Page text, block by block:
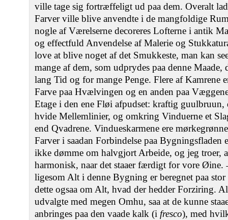
ville tage sig fortræffeligt ud paa dem. Overalt
Farver ville blive anvendte i de mangfoldige
nogle af Værelserne decoreres Lofterne i antik
og effectfuld Anvendelse af Malerie og
love at blive noget af det Smukkeste, man kan
mange af dem, som udprydes paa denne
lang Tid og for mange Penge. Flere af Kamrene
Farve paa Hvælvingen og en anden paa
Etage i den ene Fløi afpudset: kraftig guulbruun,
hvide Mellemlinier, og omkring Vinduerne et
end Qvadrene. Vindueskarmene ere
Farver i saadan Forbindelse paa Bygningsfladen
ikke dømme om halvgjort Arbeide, og jeg troer,
harmonisk, naar det staaer færdigt for vore Øine.
ligesom Alt i denne Bygning er beregnet paa
dette ogsaa om Alt, hvad der hedder Forziring.
udvalgte med megen Omhu, saa at de kunne
anbringes paa den vaade kalk (i fresco), med